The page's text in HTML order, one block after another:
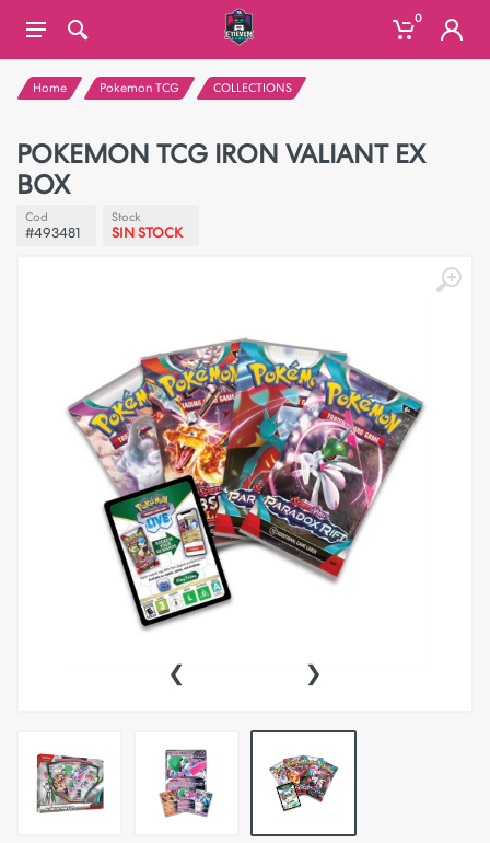
0
Home Pokemon TCG COLLECTIONS
POKEMON TCG IRON VALIANT EX
BOX
Cod
#493481
Stock
SIN STOCK
‹ ›